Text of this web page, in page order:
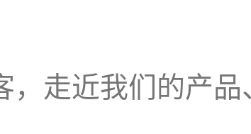
，走近我们的产